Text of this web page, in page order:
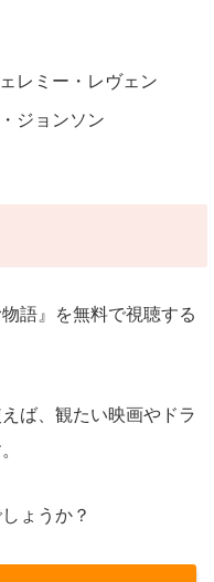
レミー・レヴェン
ジョンソン
語』を無料で視聴する
ば、観たい映画やドラ
ょうか？